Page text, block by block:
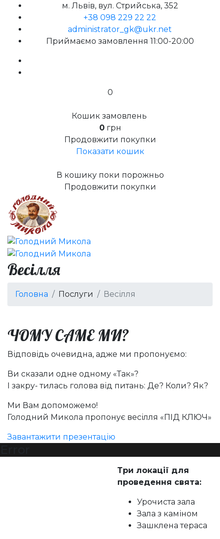
м. Львів, вул. Стрийська, 352
+38 098 229 22 22
administrator_gk@ukr.net
Приймаємо замовлення 11:00-20:00
0
Кошик замовлень
0грн
Продовжити покупки
Показати кошик
В кошику поки порожньо
Продовжити покупки
Весілля
Головна Послуги Весілля
ЧОМУ САМЕ МИ?
Відповідь очевидна, адже ми пропонуємо:
Ви сказали одне одному «Так»?
І закру- тилась голова від питань: Де? Коли? Як?
Ми Вам допоможемо!
Голодний Микола пропонує весілля «ПІД КЛЮЧ»
Завантажити презентацію
Три локації для
проведення свята:
Урочиста зала
Зала з каміном
Зашклена тераса